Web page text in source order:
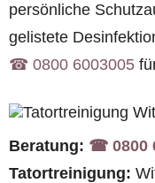
persönliche
gelistete
☎︎ 0800 6003005
Beratung: ☎︎ 0800
Tatortreinigung: